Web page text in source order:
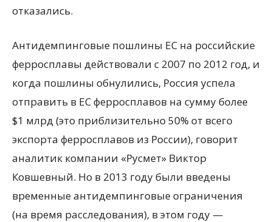
отказались.
Антидемпинговые пошлины ЕС на российские
ферросплавы действовали с 2007 по 2012 год, и
когда пошлины обнулились, Россия успела
отправить в ЕС ферросплавов на сумму более
$1 млрд (это приблизительно 50% от всего
экспорта ферросплавов из России), говорит
аналитик компании «Русмет» Виктор
Ковшевный. Но в 2013 году были введены
временные антидемпинговые ограничения
(на время расследования), в этом году —